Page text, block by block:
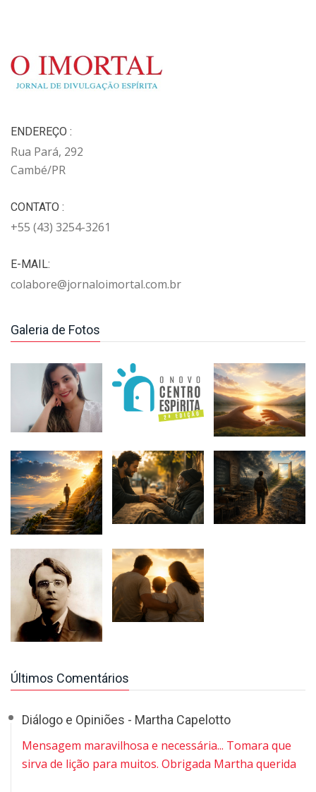
ENDEREÇO :
Rua Pará, 292
Cambé/PR
CONTATO :
+55 (43) 3254-3261
E-MAIL:
colabore@jornaloimortal.com.br
Galeria de Fotos
Últimos Comentários
Diálogo e Opiniões - Martha Capelotto
Mensagem maravilhosa e necessária... Tomara que
sirva de lição para muitos. Obrigada Martha querida